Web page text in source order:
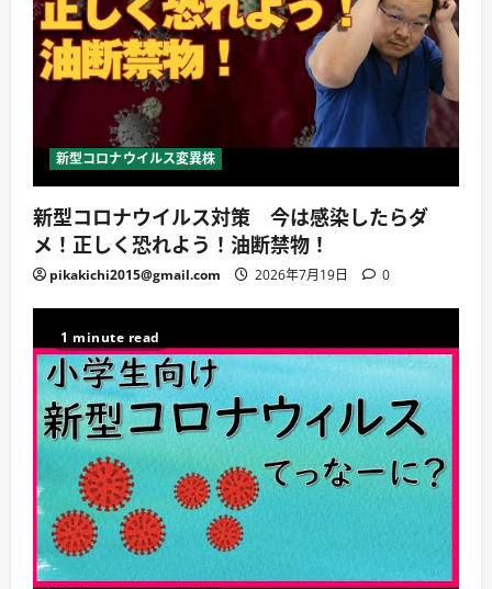
新型コロナウイルス変異株
新型コロナウイルス対策 今は感染したらダ
メ！正しく恐れよう！油断禁物！
pikakichi2015@gmail.com 2026年7月19日 0
1 minute read